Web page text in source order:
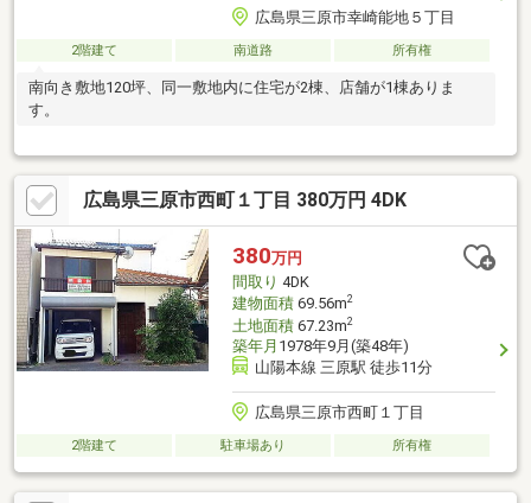
広島県三原市幸崎能地５丁目
2階建て 南道路 所有権
南向き敷地120坪、同一敷地内に住宅が2棟、店舗が1棟ありま
す。
広島県三原市西町１丁目 380万円 4DK
380万円
間取り 4DK
建物面積69.56m2
土地面積67.23m2
築年月 1978年9月(築48年)
山陽本線 三原駅 徒歩11分
広島県三原市西町１丁目
2階建て 駐車場あり 所有権